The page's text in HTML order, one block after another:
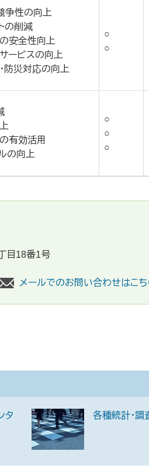
争性の向上
の削減
安全性向上
ービスの向上
防災対応の向上
○
○
有効活用
の向上
○
○
○
目18番1号
メールでのお問い合わせはこち
タ
各種統計・調